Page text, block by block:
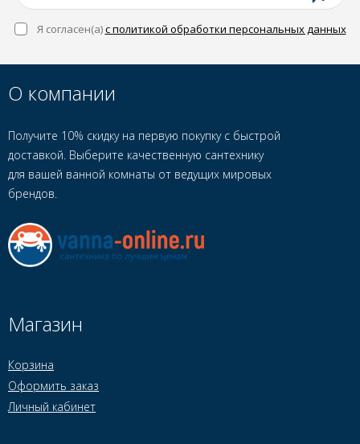
Я согласен(a)с политикой обработки персональных данных
О компании
Получите 10% скидку на первую покупку с быстрой
доставкой. Выберите качественную сантехнику
для вашей ванной комнаты от ведущих мировых
брендов.
Магазин
Корзина
Оформить заказ
Личный кабинет